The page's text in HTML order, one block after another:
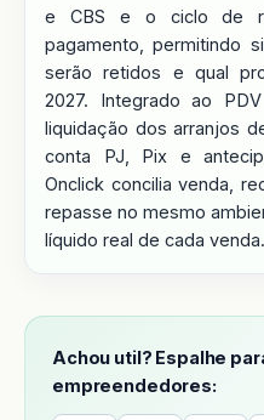
e CBS e o ciclo de
pagamento, permitindo
serão retidos e qual
2027. Integrado ao
liquidação dos arranjos
conta PJ, Pix e
Onclick concilia venda,
repasse no mesmo
líquido real de cada venda.
Achou util? Espalhe
empreendedores: